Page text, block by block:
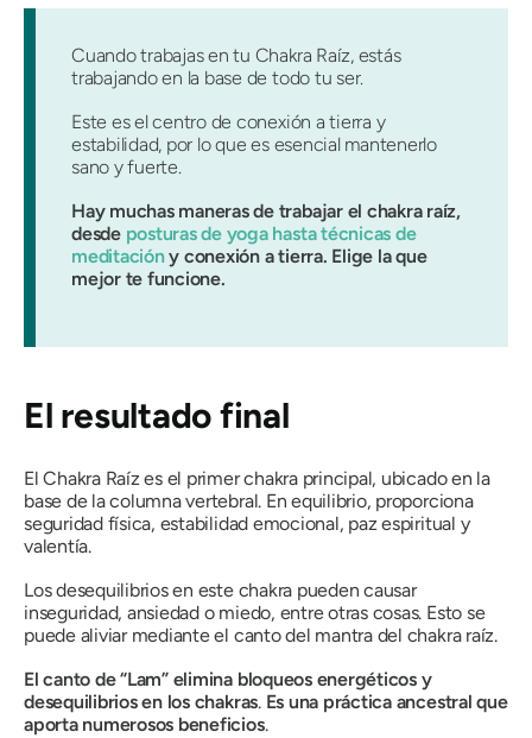
Cuando trabajas en tu Chakra Raíz, estás
trabajando en la base de todo tu ser.
Este es el centro de conexión a tierra y
estabilidad, por lo que es esencial mantenerlo
sano y fuerte.
Hay muchas maneras de trabajar el chakra raíz,
desde posturas de yoga hasta técnicas de
meditacióny conexión a tierra. Elige la que
mejor te funcione.
El resultado final
El Chakra Raíz es el primer chakra principal, ubicado en la
base de la columna vertebral. En equilibrio, proporciona
seguridad física, estabilidad emocional, paz espiritual y
valentía.
Los desequilibrios en este chakra pueden causar
inseguridad, ansiedad o miedo, entre otras cosas. Esto se
puede aliviar mediante el canto del mantra del chakra raíz.
El canto de “Lam” elimina bloqueos energéticos y
desequilibrios en los chakras. Es una práctica ancestral que
aporta numerosos beneficios.